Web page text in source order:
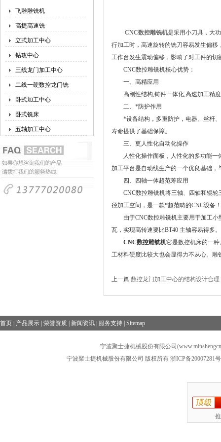
飞雕雕铣机
高捷高速铣
立式加工中心
钻攻中心
三线龙门加工中心
二线一硬数控龙门铣
卧式加工中心
卧式铣床
五轴加工中心
CNC数控雕铣机是采用小刀具，大
行加工时，高速旋转的铣刀容易发生偏
工作台发生震动偏移，影响了对工件的切
CNC数控雕铣机核心优势：
一、高精应用
高刚性结构,铸件一体化,高速加工精度
二、*防护作用
*设备结构，多重防护，电器、丝杆、
寿命提供了基础保障。
三、更人性化自动化操作
人性化操作面板，人性化的多功能一
加工平台是自动线生产的一个优良基础，
四、四轴一体超范筹应用
CNC数控雕铣机将三轴、四轴和辊轮
径加工空间，是一款*超范畴的CNC设备！
由于CNC数控雕铣机主要用于加工小
瓦，实现高转速要比BT40 主轴容易得多
CNC数控雕铣机它是数控机床的一
工材料硬度比较大也会显得力不从心。
上一篇 数控龙门加工中心的结构设计合理
首页 产品展示 荣誉资质 新闻资讯 服务支持 Sitemap
宁波聚士捷机械股份有限公司
宁波聚士捷机械股份有限公司 版权所有 浙ICP备20007281